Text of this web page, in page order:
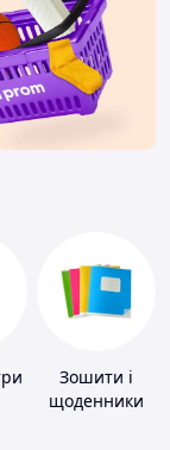
Зошити і
щоденники